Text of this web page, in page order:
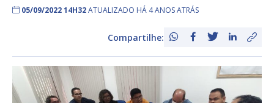
05/09/2022 14H32ATUALIZADO HÁ 4 ANOS ATRÁS
Compartilhe: